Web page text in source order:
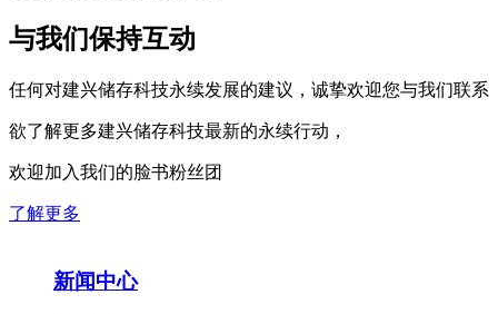
与我们保持互动
任何对建兴储存科技永续发展的建议，诚挚欢迎您与我们联系
欲了解更多建兴储存科技最新的永续行动，
欢迎加入我们的脸书粉丝团
了解更多
新闻中心